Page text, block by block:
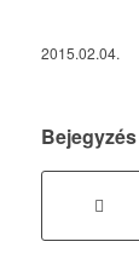
2015.02.04.